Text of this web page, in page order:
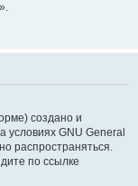
создано и
условиях GNU General
распространяться.
по ссылке